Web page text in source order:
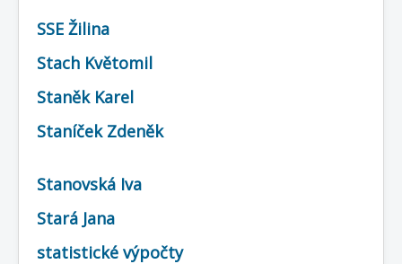
SSE Žilina
Stach Květomil
Staněk Karel
Staníček Zdeněk
Stanovská Iva
Stará Jana
statistické výpočty